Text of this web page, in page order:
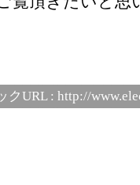
クURL : http://